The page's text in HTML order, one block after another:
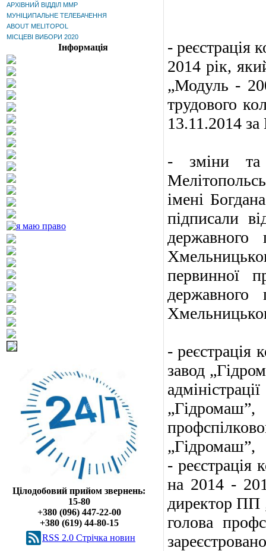
АРХІВНИЙ ВІДДІЛ ММР
МУНІЦИПАЛЬНЕ ТЕЛЕБАЧЕННЯ
ABOUT MELITOPOL
МІСЦЕВІ ВИБОРИ 2020
Інформація
Цілодобовий прийом звернень:
15-80
+380 (096) 447-22-00
+380 (619) 44-80-15
RSS 2.0 Cтрічка новин
- реєстрація
2014 рік,
„Модуль -
трудового
13.11.2014
- зміни та
імені
підписали
державного
первинної
державного
- реєстрація
завод
- реєстрація
на 2014 -
директор ПП
голова